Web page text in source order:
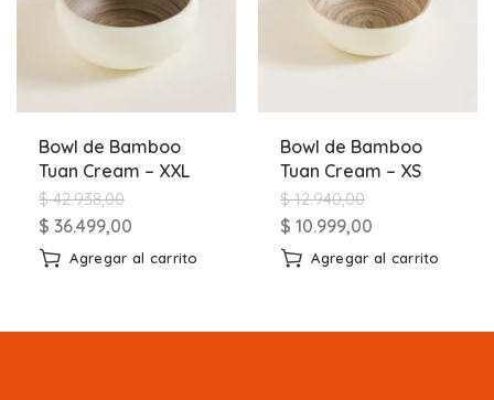
Bowl de Bamboo
Tuan Cream – XXL
$42.938,00
$ 36.499,00
Agregar al carrito
Bowl de Bamboo
Tuan Cream – XS
$12.940,00
$ 10.999,00
Agregar al carrito